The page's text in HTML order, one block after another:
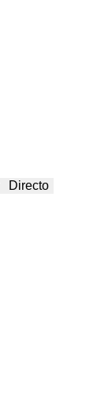
Directo